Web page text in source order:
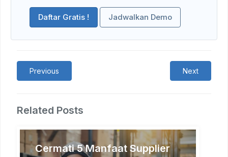
Daftar Gratis ! Jadwalkan Demo
Previous Next
Related Posts
Cermati 5 Manfaat Supplier